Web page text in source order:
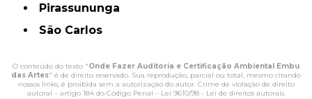
Pirassununga
São Carlos
O conteúdo do texto "Onde Fazer Auditoria e Certificação Ambiental Embu
das Artes" é de direito reservado. Sua reprodução, parcial ou total, mesmo citando
nossos links, é proibida sem a autorização do autor. Crime de violação de direito
autoral – artigo 184 do Código Penal – Lei 9610/98 - Lei de direitos autorais.